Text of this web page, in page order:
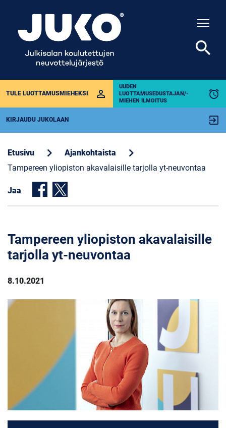
TULE LUOTTAMUSMIEHEKSI perm_identity
UUDEN
LUOTTAMUSEDUSTAJAN/-
MIEHEN ILMOITUS
alarm
KIRJAUDU JUKOLAAN exit_to_app
search
Etusivu chevron_right Ajankohtaista chevron_right
Tampereen yliopiston akavalaisille tarjolla yt-neuvontaa
Jaa
Tampereen yliopiston akavalaisille
tarjolla yt-neuvontaa
8.10.2021